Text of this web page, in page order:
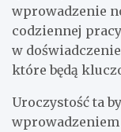
wprowadzenie
codziennej
w
które będą
Uroczystość ta
wprowadzeniem